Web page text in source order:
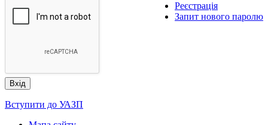
Реєстрація
Запит нового паролю
Вступити до УАЗП